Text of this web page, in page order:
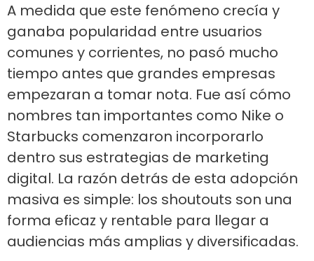
A medida que este fenómeno crecía y
ganaba popularidad entre usuarios
comunes y corrientes, no pasó mucho
tiempo antes que grandes empresas
empezaran a tomar nota. Fue así cómo
nombres tan importantes como Nike o
Starbucks comenzaron incorporarlo
dentro sus estrategias de marketing
digital. La razón detrás de esta adopción
masiva es simple: los shoutouts son una
forma eficaz y rentable para llegar a
audiencias más amplias y diversificadas.